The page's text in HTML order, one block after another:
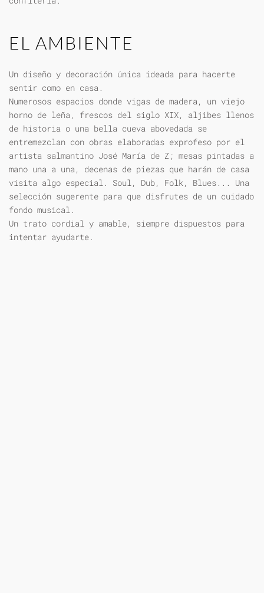
EL AMBIENTE
Un diseño y decoración única ideada para hacerte
sentir como en casa.
Numerosos espacios donde vigas de madera, un viejo
horno de leña, frescos del siglo XIX, aljibes llenos
de historia o una bella cueva abovedada se
entremezclan con obras elaboradas exprofeso por el
artista salmantino José María de Z; mesas pintadas a
mano una a una, decenas de piezas que harán de casa
visita algo especial. Soul, Dub, Folk, Blues... Una
selección sugerente para que disfrutes de un cuidado
fondo musical.
Un trato cordial y amable, siempre dispuestos para
intentar ayudarte.